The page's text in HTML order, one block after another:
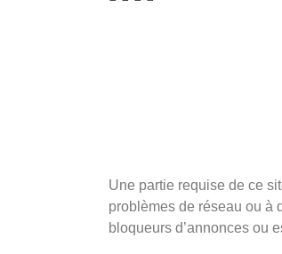
Une partie requise de ce
problèmes de réseau ou à
bloqueurs d’annonces ou